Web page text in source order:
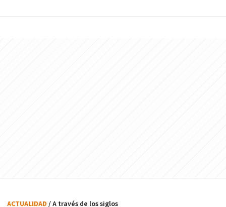
ACTUALIDAD / A través de los siglos